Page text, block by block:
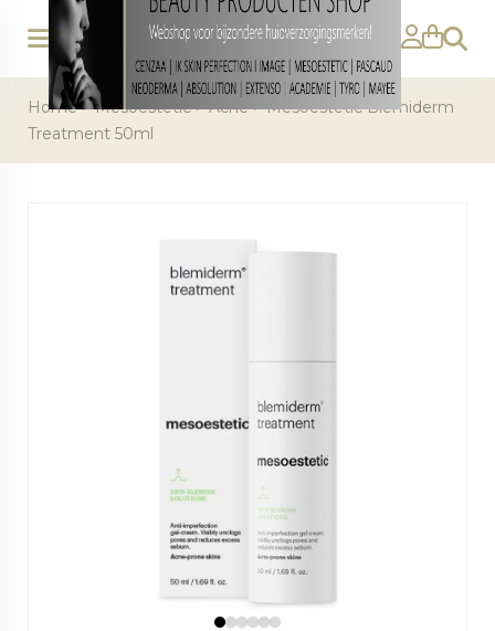
Home>Mesoestetic>Acne>Mesoestetic Blemiderm
Treatment 50ml